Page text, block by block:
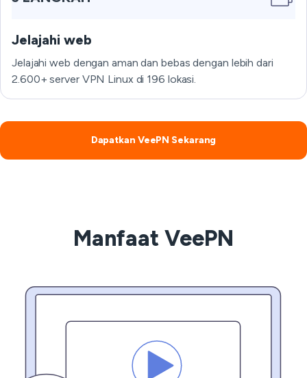
Jelajahi web
Jelajahi web dengan aman dan bebas dengan lebih dari
2.600+ server VPN Linux di 196 lokasi.
Dapatkan VeePN Sekarang
Manfaat VeePN